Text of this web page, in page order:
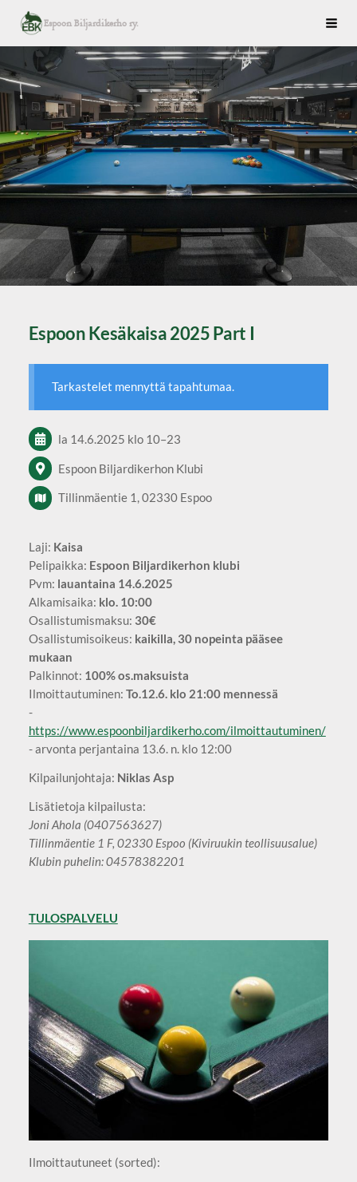
Siirry
sivun
sisältöön
Espoon Biljardikerho ry.
Espoon Kesäkaisa 2025 Part I
Tarkastelet mennyttä tapahtumaa.
la 14.6.2025 klo 10–23
Espoon Biljardikerhon Klubi
Tillinmäentie 1, 02330 Espoo
Laji: Kaisa
Pelipaikka: Espoon Biljardikerhon klubi
Pvm: lauantaina 14.6.2025
Alkamisaika: klo. 10:00
Osallistumismaksu: 30€
Osallistumisoikeus: kaikilla, 30 nopeinta pääsee
mukaan
Palkinnot: 100% os.maksuista
Ilmoittautuminen: To.12.6. klo 21:00 mennessä
-
https://www.espoonbiljardikerho.com/ilmoittautuminen/
- arvonta perjantaina 13.6. n. klo 12:00
Kilpailunjohtaja: Niklas Asp
Lisätietoja kilpailusta:
Joni Ahola (0407563627)
Tillinmäentie 1 F, 02330 Espoo (Kiviruukin teollisuusalue)
Klubin puhelin: 04578382201
TULOSPALVELU
Ilmoittautuneet (sorted):